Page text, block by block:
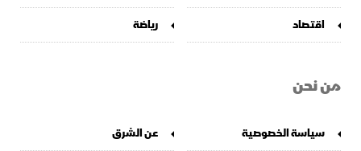
اقتصاد
رياضة
من نحن
سياسة الخصوصية
عن الشرق